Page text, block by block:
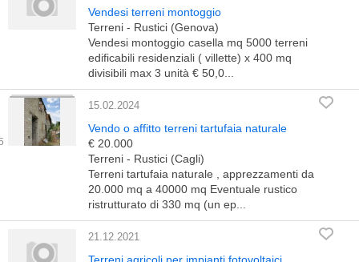
Vendesi terreni montoggio
Terreni - Rustici (Genova)
Vendesi montoggio casella mq 5000 terreni
edificabili residenziali ( villette) x 400 mq
divisibili max 3 unità € 50,0...
15.02.2024
Vendo o affitto terreni tartufaia naturale
€ 20.000
Terreni - Rustici (Cagli)
Terreni tartufaia naturale , apprezzamenti da
20.000 mq a 40000 mq Eventuale rustico
ristrutturato di 330 mq (un ep...
21.12.2021